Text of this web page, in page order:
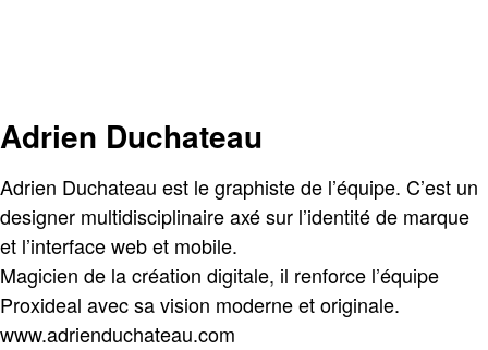
Adrien Duchateau
Adrien Duchateau est le graphiste de l’équipe. C’est un
designer multidisciplinaire axé sur l’identité de marque
et l’interface web et mobile.
Magicien de la création digitale, il renforce l’équipe
Proxideal avec sa vision moderne et originale.
www.adrienduchateau.com